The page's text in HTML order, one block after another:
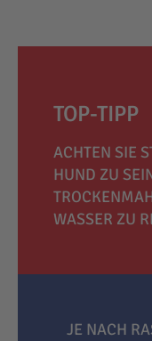
TOP-TIPP
ACHTEN SIE
HUND ZU
WASSER ZU
JE NACH